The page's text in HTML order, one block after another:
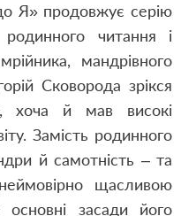
Я» продовжує серію
читання і
мандрівного
Сковорода зрікся
хоча й мав високі
Замість родинного
й самотність – та
щасливою
засади його